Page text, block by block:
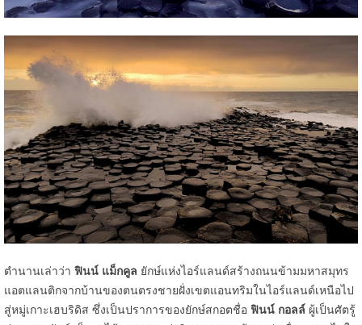
ตำนานเล่าว่า ฟินน์ แม็กคูล ยักษ์แห่งไอร์แลนด์สร้างถนนข้ามมหาสมุทร
แอตแลนติกจากบ้านของตนตรงชายฝั่งเขตแอนทริมในไอร์แลนด์เหนือไป
สู่หมู่เกาะเฮบริดิส ซึ่งเป็นปราการของยักษ์สกอตชื่อ ฟินน์ กอลล์ ผู้เป็นศัตรู้